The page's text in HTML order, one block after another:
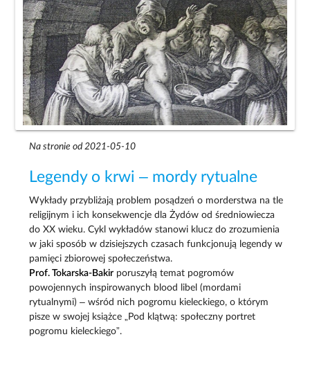
Na stronie od 2021-05-10
Legendy o krwi – mordy rytualne
Wykłady przybliżają problem posądzeń o morderstwa na tle
religijnym i ich konsekwencje dla Żydów od średniowiecza
do XX wieku. Cykl wykładów stanowi klucz do zrozumienia
w jaki sposób w dzisiejszych czasach funkcjonują legendy w
pamięci zbiorowej społeczeństwa.
Prof. Tokarska-Bakir poruszyłą temat pogromów
powojennych inspirowanych blood libel (mordami
rytualnymi) – wśród nich pogromu kieleckiego, o którym
pisze w swojej książce „Pod klątwą: społeczny portret
pogromu kieleckiego”.